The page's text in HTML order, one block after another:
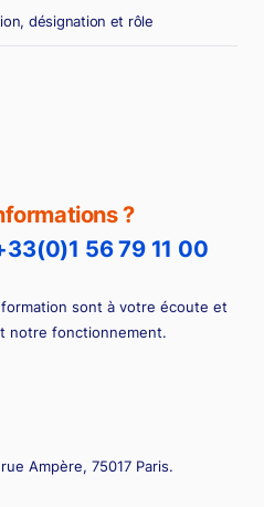
?
56 79 11 00
sont à votre écoute et
notre fonctionnement.
Ampère, 75017 Paris.
désignation et rôle